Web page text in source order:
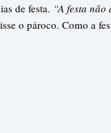
de festa. “A festa
o pároco. Como a